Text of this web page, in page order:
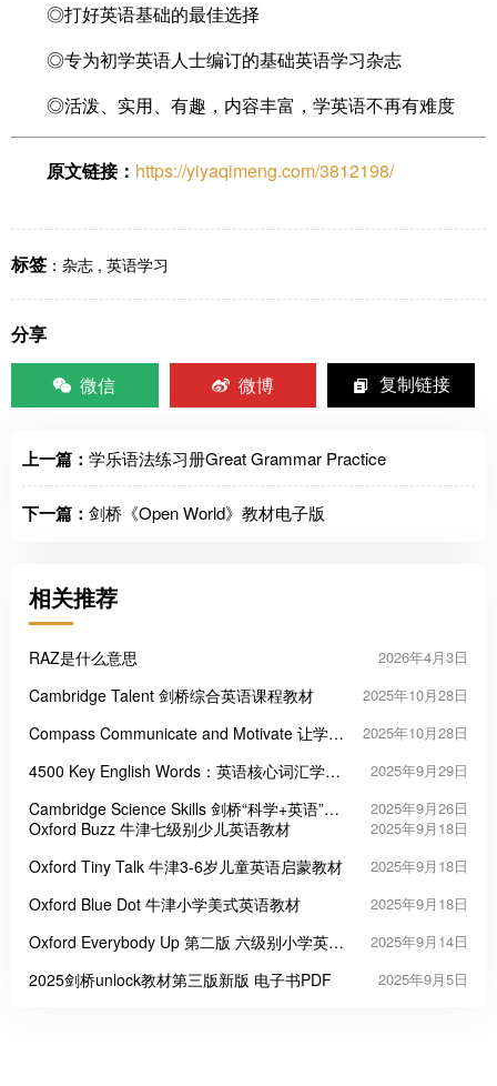
◎打好英语基础的最佳选择
◎专为初学英语人士编订的基础英语学习杂志
◎活泼、实用、有趣，内容丰富，学英语不再有难度
原文链接： https://yiyaqimeng.com/3812198/
标签 ： 杂志 , 英语学习
分享
微信
微博 复制链接
上一篇： 学乐语法练习册Great Grammar Practice
下一篇： 剑桥《Open World》教材电子版
相关推荐
RAZ是什么意思 2026年4月3日
Cambridge Talent 剑桥综合英语课程教材 2025年10月28日
Compass Communicate and Motivate 让学习
2025年10月28日
4500 Key English Words：英语核心词汇学习
2025年9月29日
Cambridge Science Skills 剑桥“科学+英语”跨
学科教材
2025年9月26日
Oxford Buzz 牛津七级别少儿英语教材 2025年9月18日
Oxford Tiny Talk 牛津3-6岁儿童英语启蒙教材 2025年9月18日
Oxford Blue Dot 牛津小学美式英语教材 2025年9月18日
Oxford Everybody Up 第二版 六级别小学英语
2025年9月14日
2025剑桥unlock教材第三版新版 电子书PDF 2025年9月5日